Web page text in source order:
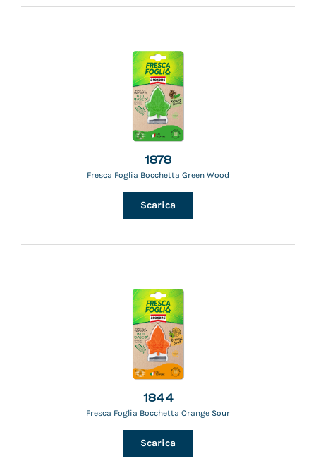
1878
Fresca Foglia Bocchetta Green Wood
Scarica
1844
Fresca Foglia Bocchetta Orange Sour
Scarica